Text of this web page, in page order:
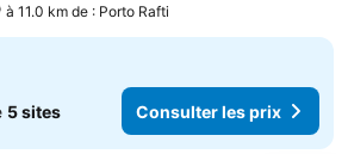
à 11.0 km de : Porto Rafti
5 sites Consulter les prix